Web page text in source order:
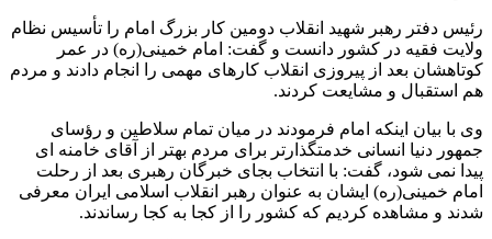
رئیس دفتر رهبر شهید انقلاب دومین کار بزرگ امام را تأسیس نظام
ولایت فقیه در کشور دانست و گفت: امام خمینی(ره) در عمر
کوتاهشان بعد از پیروزی انقلاب کارهای مهمی را انجام دادند و مردم
هم استقبال و مشایعت کردند.
وی با بیان اینکه امام فرمودند در میان تمام سلاطین و رؤسای
جمهور دنیا انسانی خدمتگذارتر برای مردم بهتر از آقای خامنه ای
پیدا نمی شود، گفت: با انتخاب بجای خبرگان رهبری بعد از رحلت
امام خمینی(ره) ایشان به عنوان رهبر انقلاب اسلامی ایران معرفی
شدند و مشاهده کردیم که کشور را از کجا به کجا رساندند.